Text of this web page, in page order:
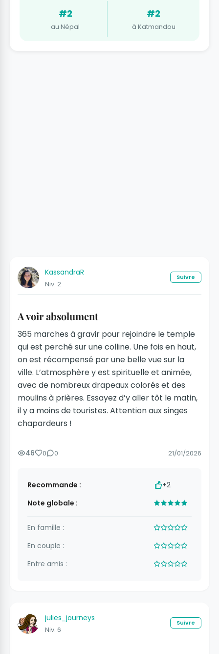
#2
au Népal
#2
à Katmandou
KassandraR
Niv. 2
Suivre
A voir absolument
365 marches à gravir pour rejoindre le temple
qui est perché sur une colline. Une fois en haut,
on est récompensé par une belle vue sur la
ville. L’atmosphère y est spirituelle et animée,
avec de nombreux drapeaux colorés et des
moulins à prières. Essayez d’y aller tôt le matin,
il y a moins de touristes. Attention aux singes
chapardeurs !
46 0 0 21/01/2026
Recommande :
+2
Note globale :
En famille :
En couple :
Entre amis :
julies_journeys
Niv. 6
Suivre